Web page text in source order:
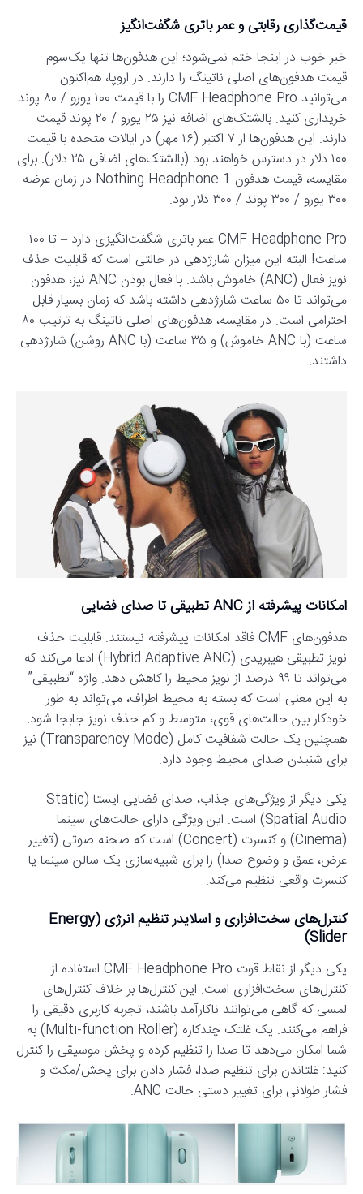
قیمت‌گذاری رقابتی و عمر باتری شگفت‌انگیز
خبر خوب در اینجا ختم نمی‌شود؛ این هدفون‌ها تنها یک‌سوم
قیمت هدفون‌های اصلی ناتینگ را دارند. در اروپا، هم‌اکنون
می‌توانید CMF Headphone Pro را با قیمت ۱۰۰ یورو / ۸۰ پوند
خریداری کنید. بالشتک‌های اضافه نیز ۲۵ یورو / ۲۰ پوند قیمت
دارند. این هدفون‌ها از ۷ اکتبر (۱۶ مهر) در ایالات متحده با قیمت
۱۰۰ دلار در دسترس خواهند بود (بالشتک‌های اضافی ۲۵ دلار). برای
مقایسه، قیمت هدفون Nothing Headphone 1 در زمان عرضه
۳۰۰ یورو / ۳۰۰ پوند / ۳۰۰ دلار بود.
CMF Headphone Pro عمر باتری شگفت‌انگیزی دارد – تا ۱۰۰
ساعت! البته این میزان شارژدهی در حالتی است که قابلیت حذف
نویز فعال (ANC) خاموش باشد. با فعال بودن ANC نیز، هدفون
می‌تواند تا ۵۰ ساعت شارژدهی داشته باشد که زمان بسیار قابل
احترامی است. در مقایسه، هدفون‌های اصلی ناتینگ به ترتیب ۸۰
ساعت (با ANC خاموش) و ۳۵ ساعت (با ANC روشن) شارژدهی
داشتند.
امکانات پیشرفته از ANC تطبیقی تا صدای فضایی
هدفون‌های CMF فاقد امکانات پیشرفته نیستند. قابلیت حذف
نویز تطبیقی هیبریدی (Hybrid Adaptive ANC) ادعا می‌کند که
می‌تواند تا ۹۹ درصد از نویز محیط را کاهش دهد. واژه “تطبیقی”
به این معنی است که بسته به محیط اطراف، می‌تواند به طور
خودکار بین حالت‌های قوی، متوسط و کم حذف نویز جابجا شود.
همچنین یک حالت شفافیت کامل (Transparency Mode) نیز
برای شنیدن صدای محیط وجود دارد.
یکی دیگر از ویژگی‌های جذاب، صدای فضایی ایستا (Static
Spatial Audio) است. این ویژگی دارای حالت‌های سینما
(Cinema) و کنسرت (Concert) است که صحنه صوتی (تغییر
عرض، عمق و وضوح صدا) را برای شبیه‌سازی یک سالن سینما یا
کنسرت واقعی تنظیم می‌کند.
کنترل‌های سخت‌افزاری و اسلایدر تنظیم انرژی (Energy
Slider)
یکی دیگر از نقاط قوت CMF Headphone Pro استفاده از
کنترل‌های سخت‌افزاری است. این کنترل‌ها بر خلاف کنترل‌های
لمسی که گاهی می‌توانند ناکارآمد باشند، تجربه کاربری دقیقی را
فراهم می‌کنند. یک غلتک چندکاره (Multi-function Roller) به
شما امکان می‌دهد تا صدا را تنظیم کرده و پخش موسیقی را کنترل
کنید: غلتاندن برای تنظیم صدا، فشار دادن برای پخش/مکث و
فشار طولانی برای تغییر دستی حالت ANC.